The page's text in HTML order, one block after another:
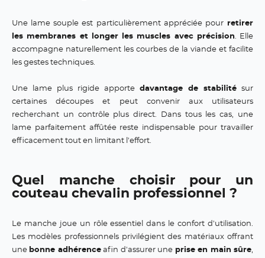
Une lame souple est particulièrement appréciée pourretirer
les membranes et longer les muscles avec précision. Elle
accompagne naturellement les courbes de la viande et facilite
les gestes techniques.
Une lame plus rigide apporte davantage de stabilité sur
certaines découpes et peut convenir aux utilisateurs
recherchant un contrôle plus direct. Dans tous les cas, une
lame parfaitement affûtée reste indispensable pour travailler
efficacement tout en limitant l'effort.
Quel manche choisir pour un
couteau chevalin professionnel ?
Le manche joue un rôle essentiel dans le confort d'utilisation.
Les modèles professionnels privilégient des matériaux offrant
une bonne adhérenceafin d'assurer une prise en main sûre,